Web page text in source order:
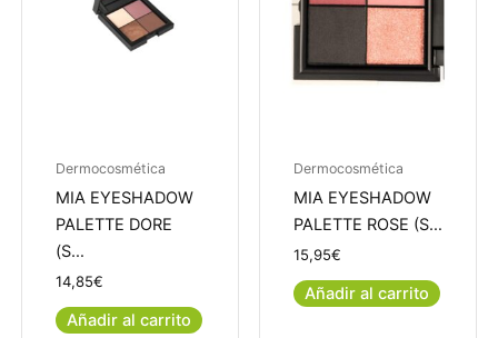
Dermocosmética
MIA EYESHADOW
PALETTE DORE
(S…
14,85€
Añadir al carrito
Dermocosmética
MIA EYESHADOW
PALETTE ROSE (S…
15,95€
Añadir al carrito